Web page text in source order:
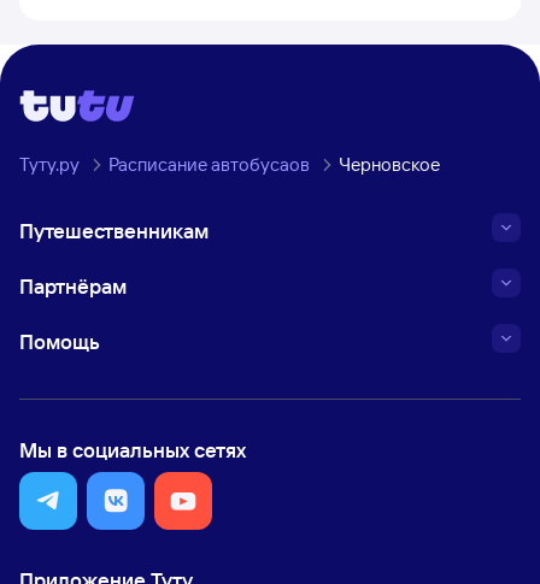
Туту.ру Расписание автобусаов Черновское
Путешественникам
Партнёрам
Помощь
Мы в социальных сетях